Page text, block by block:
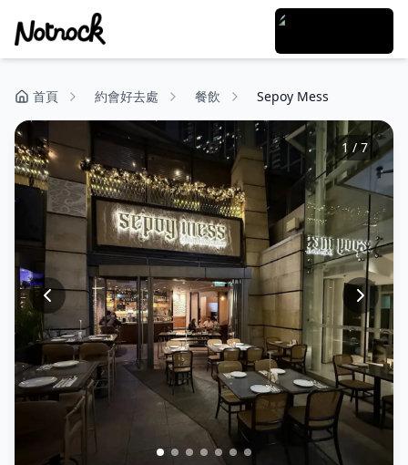
首頁 約會好去處 餐飲 Sepoy Mess
1 /7